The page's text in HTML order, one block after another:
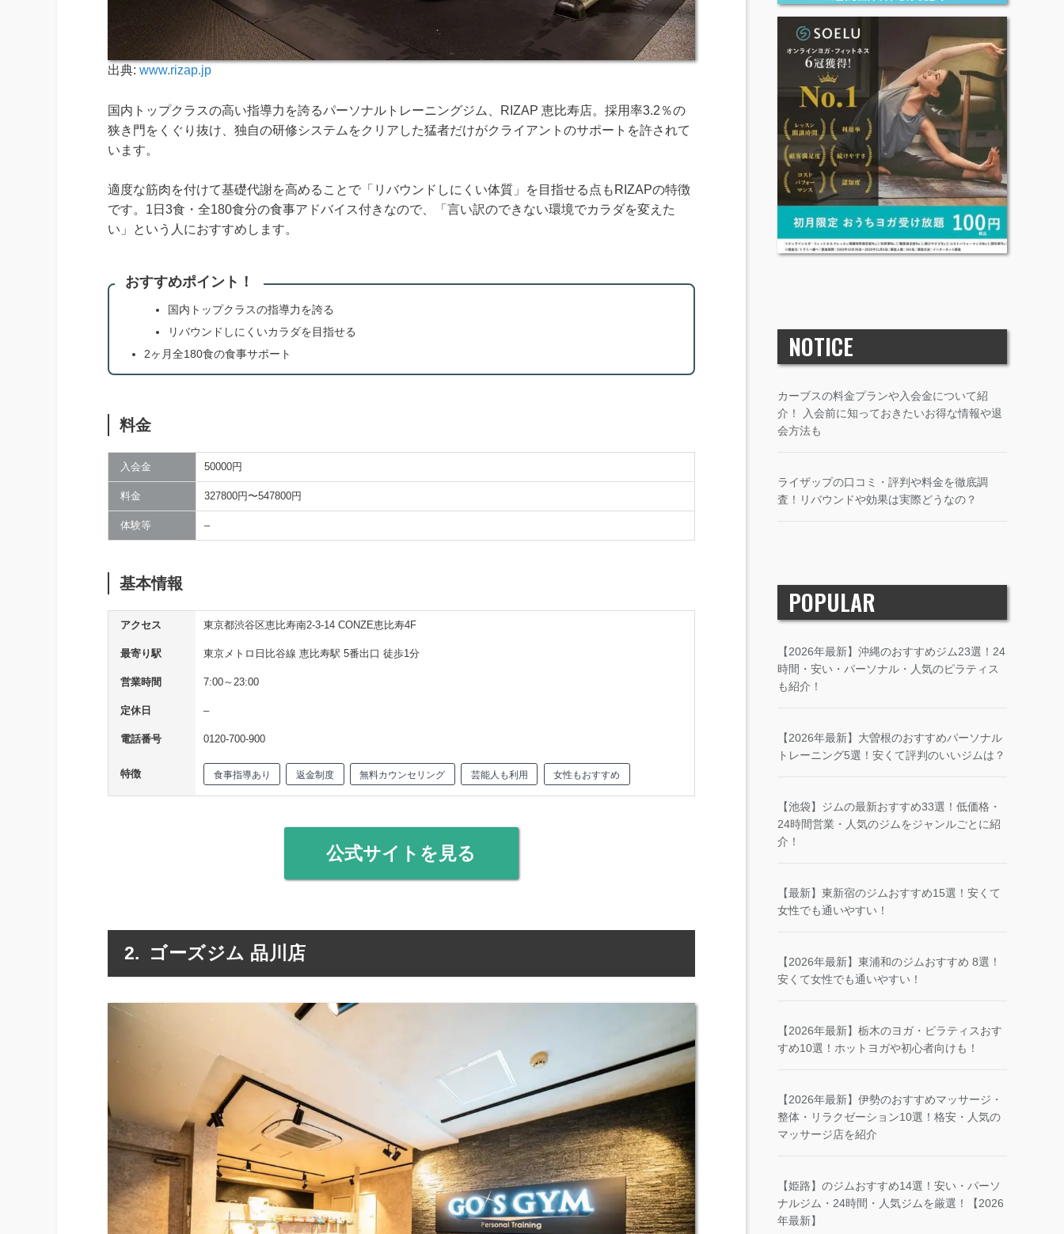
出典: www.rizap.jp
国内トップクラスの高い指導力を誇るパーソナルトレーニングジム、RIZAP 恵比寿店。採用率3.2％の
狭き門をくぐり抜け、独自の研修システムをクリアした猛者だけがクライアントのサポートを許されて
います。
適度な筋肉を付けて基礎代謝を高めることで「リバウンドしにくい体質」を目指せる点もRIZAPの特徴
です。1日3食・全180食分の食事アドバイス付きなので、「言い訳のできない環境でカラダを変えた
い」という人におすすめします。
おすすめポイント！
国内トップクラスの指導力を誇る
リバウンドしにくいカラダを目指せる
2ヶ月全180食の食事サポート
料金
入会金 50000円
料金 327800円〜547800円
体験等 –
基本情報
アクセス 東京都渋谷区恵比寿南2-3-14 CONZE恵比寿4F
最寄り駅 東京メトロ日比谷線 恵比寿駅 5番出口 徒歩1分
営業時間 7:00～23:00
定休日 –
電話番号 0120-700-900
特徴 食事指導あり 返金制度 無料カウンセリング 芸能人も利用 女性もおすすめ
公式サイトを見る
ゴーズジム 品川店
NOTICE
カーブスの料金プランや入会金について紹
介！ 入会前に知っておきたいお得な情報や退
会方法も
ライザップの口コミ・評判や料金を徹底調
査！リバウンドや効果は実際どうなの？
POPULAR
【2026年最新】沖縄のおすすめジム23選！24
時間・安い・パーソナル・人気のピラティス
も紹介！
【2026年最新】大曽根のおすすめパーソナル
トレーニング5選！安くて評判のいいジムは？
【池袋】ジムの最新おすすめ33選！低価格・
24時間営業・人気のジムをジャンルごとに紹
介！
【最新】東新宿のジムおすすめ15選！安くて
女性でも通いやすい！
【2026年最新】東浦和のジムおすすめ 8選！
安くて女性でも通いやすい！
【2026年最新】栃木のヨガ・ピラティスおす
すめ10選！ホットヨガや初心者向けも！
【2026年最新】伊勢のおすすめマッサージ・
整体・リラクゼーション10選！格安・人気の
マッサージ店を紹介
【姫路】のジムおすすめ14選！安い・パーソ
ナルジム・24時間・人気ジムを厳選！【2026
年最新】